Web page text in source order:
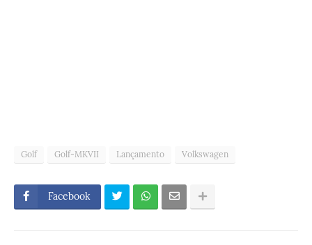
Golf Golf-MKVII Lançamento Volkswagen
Facebook